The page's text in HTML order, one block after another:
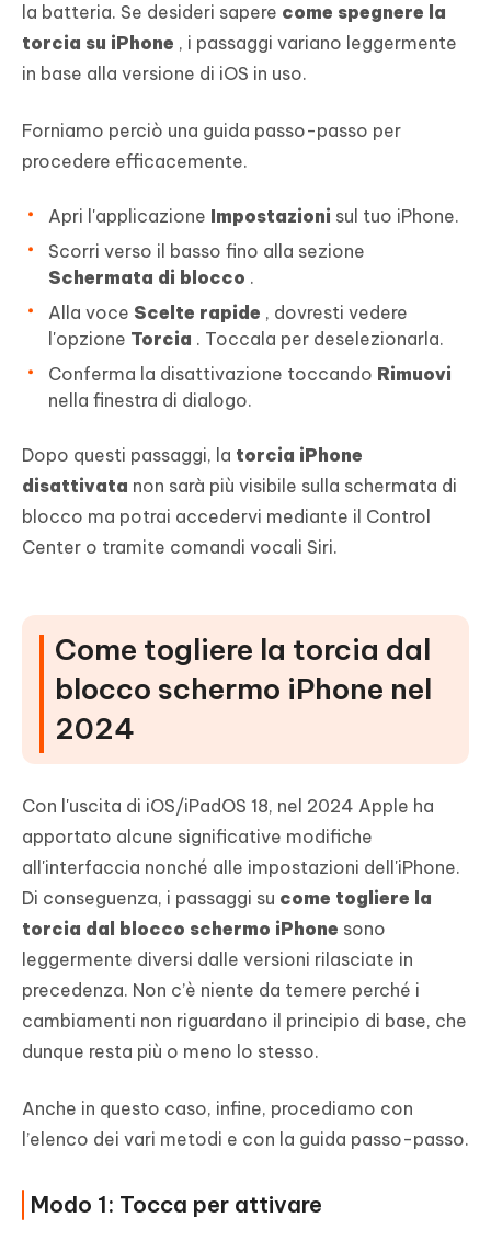
la batteria. Se desideri sapere come spegnere la
torcia su iPhone , i passaggi variano leggermente
in base alla versione di iOS in uso.
Forniamo perciò una guida passo-passo per
procedere efficacemente.
Apri l'applicazione Impostazioni sul tuo iPhone.
Scorri verso il basso fino alla sezione
Schermata di blocco .
Alla voce Scelte rapide , dovresti vedere
l'opzione Torcia . Toccala per deselezionarla.
Conferma la disattivazione toccando Rimuovi
nella finestra di dialogo.
Dopo questi passaggi, la torcia iPhone
disattivata non sarà più visibile sulla schermata di
blocco ma potrai accedervi mediante il Control
Center o tramite comandi vocali Siri.
Come togliere la torcia dal
blocco schermo iPhone nel
2024
Con l'uscita di iOS/iPadOS 18, nel 2024 Apple ha
apportato alcune significative modifiche
all'interfaccia nonché alle impostazioni dell'iPhone.
Di conseguenza, i passaggi su come togliere la
torcia dal blocco schermo iPhone sono
leggermente diversi dalle versioni rilasciate in
precedenza. Non c’è niente da temere perché i
cambiamenti non riguardano il principio di base, che
dunque resta più o meno lo stesso.
Anche in questo caso, infine, procediamo con
l’elenco dei vari metodi e con la guida passo-passo.
Modo 1: Tocca per attivare